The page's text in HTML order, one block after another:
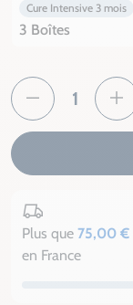
Cure Intensive 3 mois
3 Boîtes
Plus que 75,00 €
en France